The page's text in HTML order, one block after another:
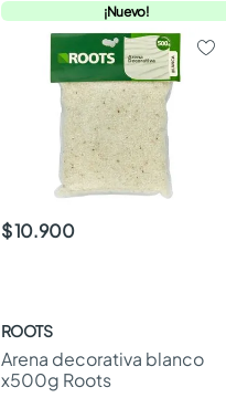
¡Nuevo!
$ 10.900
ROOTS
Arena decorativa blanco
x500g Roots